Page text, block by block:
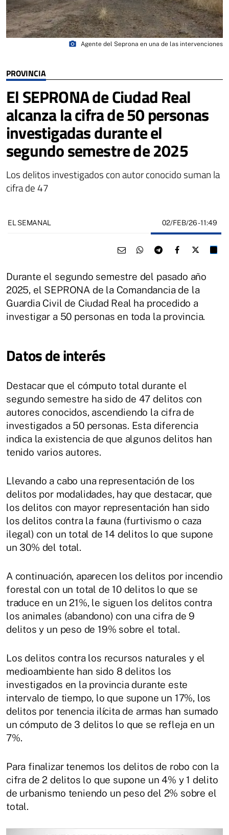
PROVINCIA
El SEPRONA de Ciudad Real
alcanza la cifra de 50 personas
investigadas durante el
segundo semestre de 2025
Los delitos investigados con autor conocido suman la
cifra de 47
photo_camera Agente del Seprona en una de las intervenciones
EL SEMANAL 02/FEB/26- 11:49
Durante el segundo semestre del pasado año
2025, el SEPRONA de la Comandancia de la
Guardia Civil de Ciudad Real ha procedido a
investigar a 50 personas en toda la provincia.
Datos de interés
Destacar que el cómputo total durante el
segundo semestre ha sido de 47 delitos con
autores conocidos, ascendiendo la cifra de
investigados a 50 personas. Esta diferencia
indica la existencia de que algunos delitos han
tenido varios autores.
Llevando a cabo una representación de los
delitos por modalidades, hay que destacar, que
los delitos con mayor representación han sido
los delitos contra la fauna (furtivismo o caza
ilegal) con un total de 14 delitos lo que supone
un 30% del total.
A continuación, aparecen los delitos por incendio
forestal con un total de 10 delitos lo que se
traduce en un 21%, le siguen los delitos contra
los animales (abandono) con una cifra de 9
delitos y un peso de 19% sobre el total.
Los delitos contra los recursos naturales y el
medioambiente han sido 8 delitos los
investigados en la provincia durante este
intervalo de tiempo, lo que supone un 17%, los
delitos por tenencia ilícita de armas han sumado
un cómputo de 3 delitos lo que se refleja en un
7%.
Para finalizar tenemos los delitos de robo con la
cifra de 2 delitos lo que supone un 4% y 1 delito
de urbanismo teniendo un peso del 2% sobre el
total.